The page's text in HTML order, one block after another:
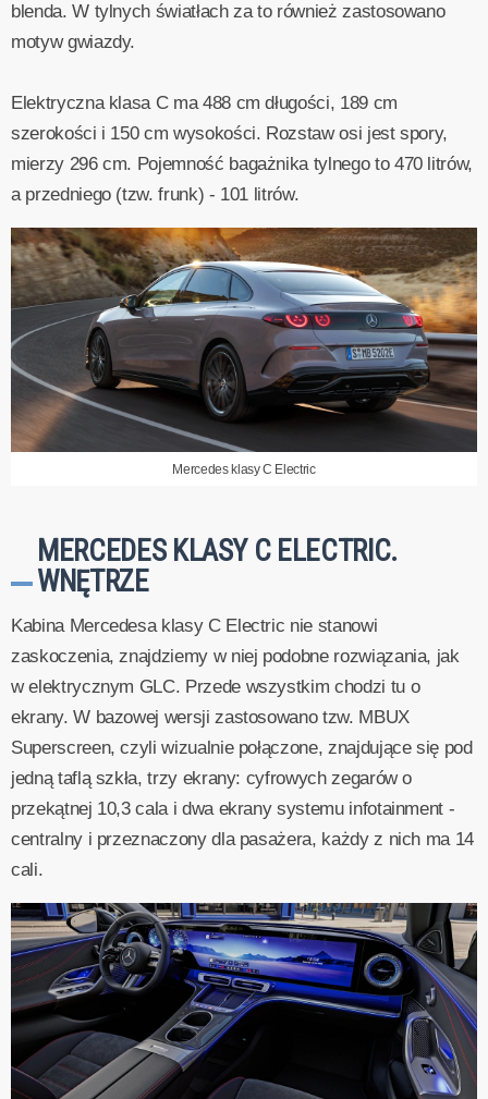
blenda. W tylnych światłach za to również zastosowano
motyw gwiazdy.
Elektryczna klasa C ma 488 cm długości, 189 cm
szerokości i 150 cm wysokości. Rozstaw osi jest spory,
mierzy 296 cm. Pojemność bagażnika tylnego to 470 litrów,
a przedniego (tzw. frunk) - 101 litrów.
Mercedes klasy C Electric
MERCEDES KLASY C ELECTRIC.
WNĘTRZE
Kabina Mercedesa klasy C Electric nie stanowi
zaskoczenia, znajdziemy w niej podobne rozwiązania, jak
w elektrycznym GLC. Przede wszystkim chodzi tu o
ekrany. W bazowej wersji zastosowano tzw. MBUX
Superscreen, czyli wizualnie połączone, znajdujące się pod
jedną taflą szkła, trzy ekrany: cyfrowych zegarów o
przekątnej 10,3 cala i dwa ekrany systemu infotainment -
centralny i przeznaczony dla pasażera, każdy z nich ma 14
cali.